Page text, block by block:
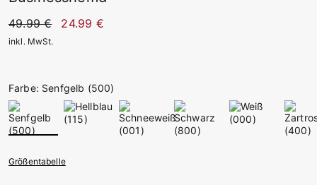
49.99 € 24.99 €
inkl. MwSt.
Farbe: Senfgelb (500)
Größentabelle